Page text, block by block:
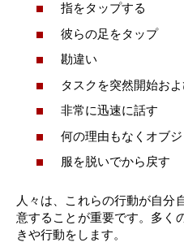
指をタップする
彼らの足をタップ
勘違い
タスクを突然開始お
非常に迅速に話す
何の理由もなくオブ
服を脱いでから戻す
人々は、これらの行動が自分
意することが重要です。多く
きや行動をします。